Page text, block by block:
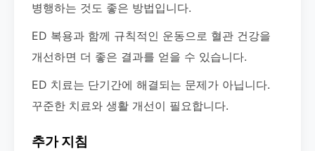
병행하는 것도 좋은 방법입니다.
ED 복용과 함께 규칙적인 운동으로 혈관 건강을
개선하면 더 좋은 결과를 얻을 수 있습니다.
ED 치료는 단기간에 해결되는 문제가 아닙니다.
꾸준한 치료와 생활 개선이 필요합니다.
추가 지침